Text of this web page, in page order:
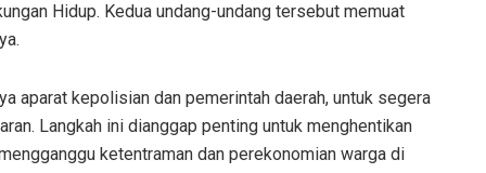
Hidup. Kedua undang-undang tersebut memuat
aparat kepolisian dan pemerintah daerah, untuk segera
Langkah ini dianggap penting untuk menghentikan
ketentraman dan perekonomian warga di